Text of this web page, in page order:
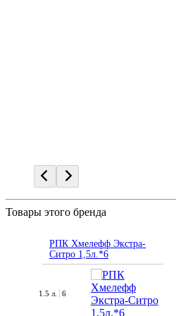
Товары этого бренда
РПК Хмелефф Экстра-
Ситро 1,5л.*6
1.5 л. 6